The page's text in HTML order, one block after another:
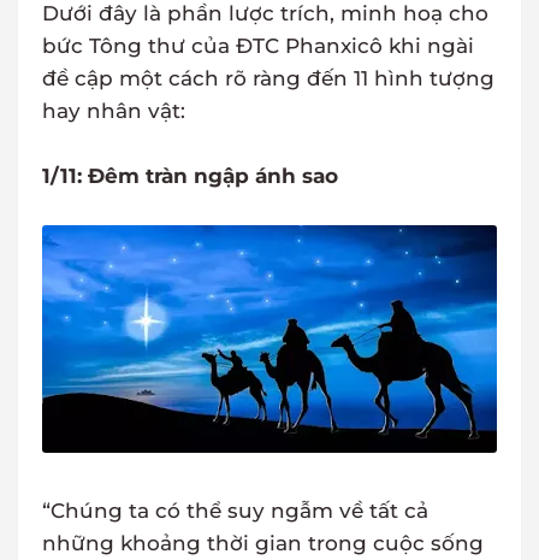
Dưới đây là phần lược trích, minh hoạ cho
bức Tông thư của ĐTC Phanxicô khi ngài
đề cập một cách rõ ràng đến 11 hình tượng
hay nhân vật:
1/11: Đêm tràn ngập ánh sao
“Chúng ta có thể suy ngẫm về tất cả
những khoảng thời gian trong cuộc sống